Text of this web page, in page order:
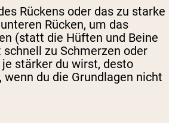
Rückens oder das zu starke
Rücken, um das
(statt die Hüften und Beine
zu Schmerzen oder
stärker du wirst, desto
du die Grundlagen nicht